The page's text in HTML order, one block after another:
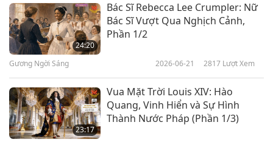
24:20
Bác Sĩ Rebecca Lee Crumpler: Nữ
Bác Sĩ Vượt Qua Nghịch Cảnh,
Phần 1/2
Gương Ngời Sáng 2026-06-21 2817 Lượt Xem
23:17
Vua Mặt Trời Louis XIV: Hào
Quang, Vinh Hiển và Sự Hình
Thành Nước Pháp (Phần 1/3)